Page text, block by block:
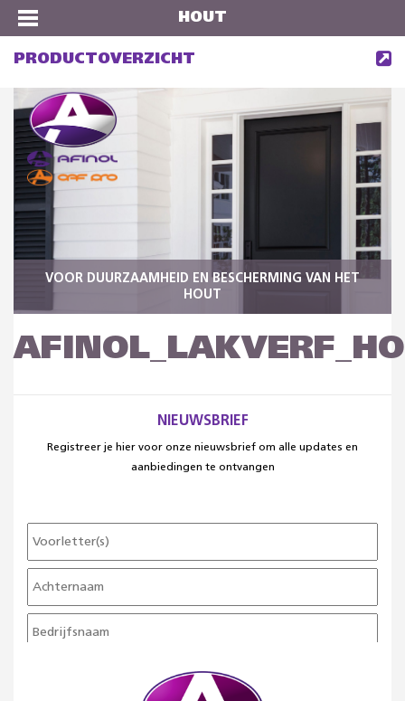
HOUT
PRODUCTOVERZICHT
VOOR DUURZAAMHEID EN BESCHERMING VAN HET
HOUT
NIEUWSBRIEF
Registreer je hier voor onze nieuwsbrief om alle updates en
aanbiedingen te ontvangen